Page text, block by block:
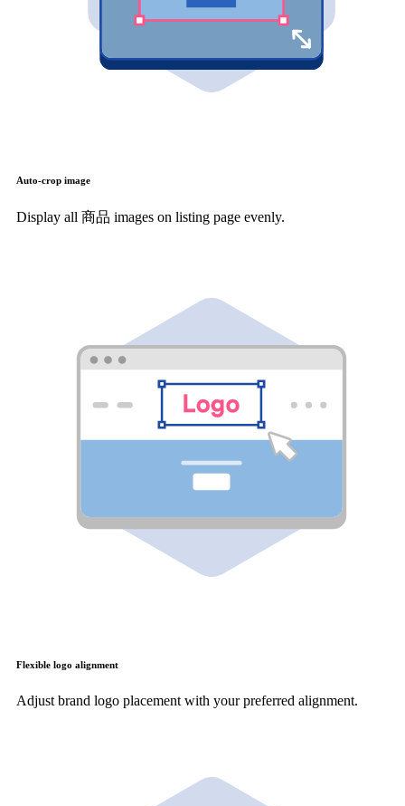
Auto-crop image
Display all 商品 images on listing page evenly.
Flexible logo alignment
Adjust brand logo placement with your preferred alignment.